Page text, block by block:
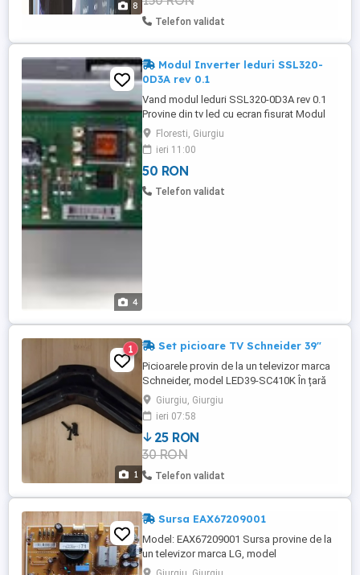
8
Telefon validat
4
Modul Inverter leduri SSL320-
0D3A rev 0.1
Vand modul leduri SSL320-0D3A rev 0.1
Provine din tv led cu ecran fisurat Modul
functional testat inainte de a fi vandut
Floresti, Giurgiu
ieri 11:00
50 RON
Telefon validat
1
1 Set picioare TV Schneider 39"
Picioarele provin de la un televizor marca
Schneider, model LED39-SC410K În țară
trimit contra cost prin curier pentru încă 20
lei în plus.
Giurgiu, Giurgiu
ieri 07:58
25 RON
30 RON
Telefon validat
Sursa EAX67209001
Model: EAX67209001 Sursa provine de la
un televizor marca LG, model
43UK6300MLB, cu display-ul spart și este